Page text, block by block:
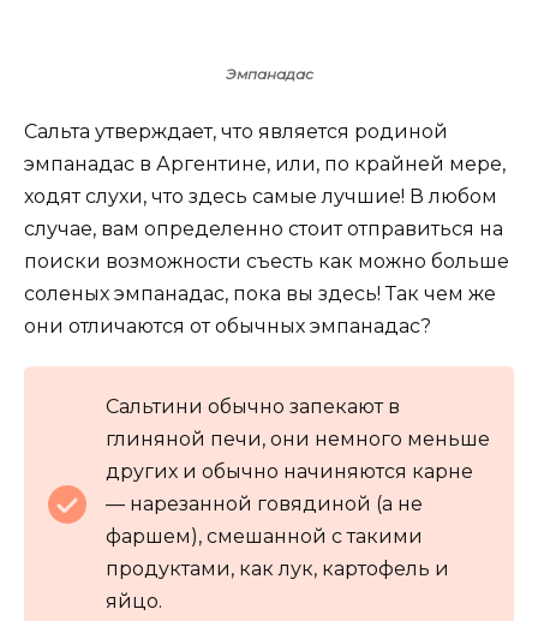
Эмпанадас
Сальта утверждает, что является родиной
эмпанадас в Аргентине, или, по крайней мере,
ходят слухи, что здесь самые лучшие! В любом
случае, вам определенно стоит отправиться на
поиски возможности съесть как можно больше
соленых эмпанадас, пока вы здесь! Так чем же
они отличаются от обычных эмпанадас?
Сальтини обычно запекают в
глиняной печи, они немного меньше
других и обычно начиняются карне
— нарезанной говядиной (а не
фаршем), смешанной с такими
продуктами, как лук, картофель и
яйцо.